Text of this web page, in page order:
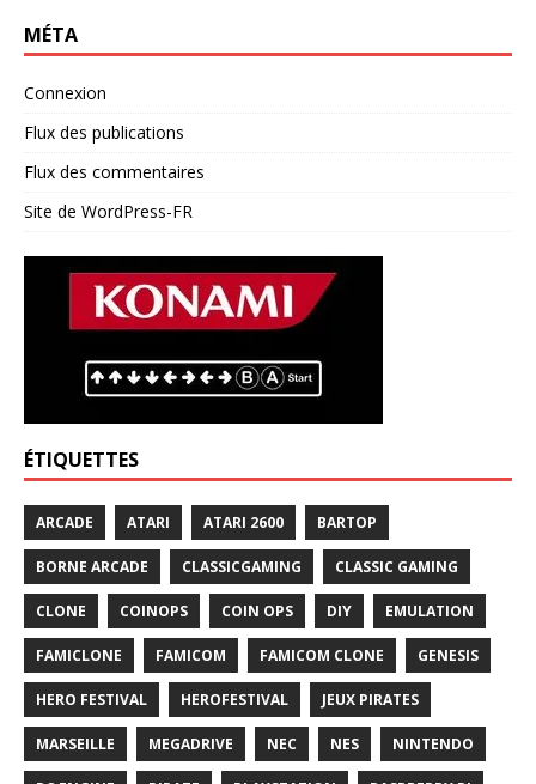
MÉTA
Connexion
Flux des publications
Flux des commentaires
Site de WordPress-FR
ÉTIQUETTES
ARCADE ATARI ATARI 2600 BARTOP
BORNE ARCADE CLASSICGAMING CLASSIC GAMING
CLONE COINOPS COIN OPS DIY EMULATION
FAMICLONE FAMICOM FAMICOM CLONE GENESIS
HERO FESTIVAL HEROFESTIVAL JEUX PIRATES
MARSEILLE MEGADRIVE NEC NES NINTENDO